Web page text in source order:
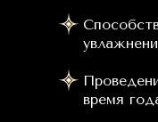
время